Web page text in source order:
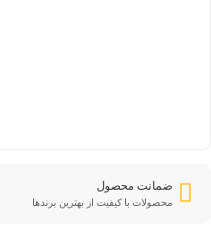
ضمانت محصول
محصولات با کیفیت از بهترین برندها